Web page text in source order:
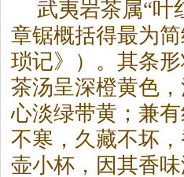
武夷岩茶属“叶
章锯概括得最为
琐记》）。其条
茶汤呈深橙黄色
心淡绿带黄；兼
不寒，久藏不坏
壶小杯，因其香